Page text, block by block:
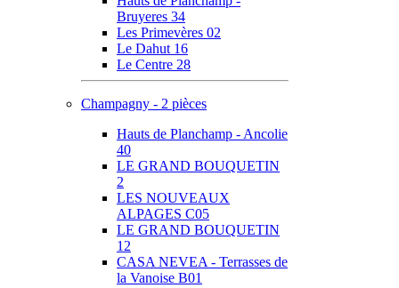
Bruyeres 34
Les Primevères 02
Le Dahut 16
Le Centre 28
Champagny - 2 pièces
Hauts de Planchamp - Ancolie
40
LE GRAND BOUQUETIN
2
LES NOUVEAUX
ALPAGES C05
LE GRAND BOUQUETIN
12
CASA NEVEA - Terrasses de
la Vanoise B01